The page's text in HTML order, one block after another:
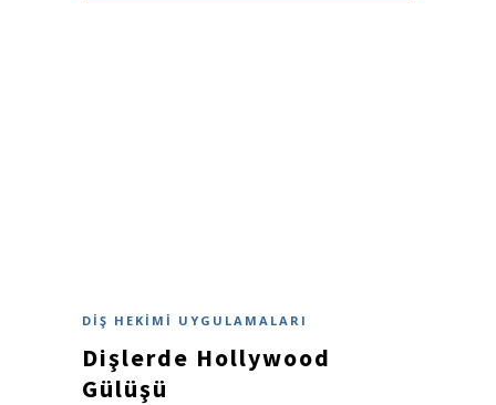
DIŞ HEKIMI UYGULAMALARI
Dişlerde Hollywood
Gülüşü